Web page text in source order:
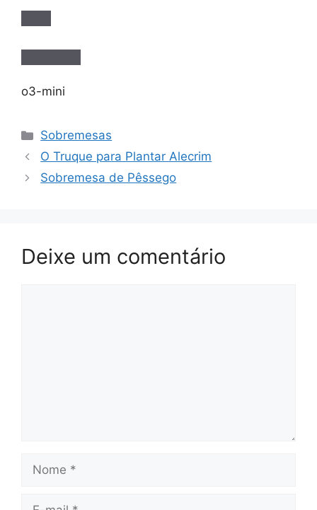
o3-mini
Categorias
Sobremesas
O Truque para Plantar Alecrim
Sobremesa de Pêssego
Deixe um comentário
Nome